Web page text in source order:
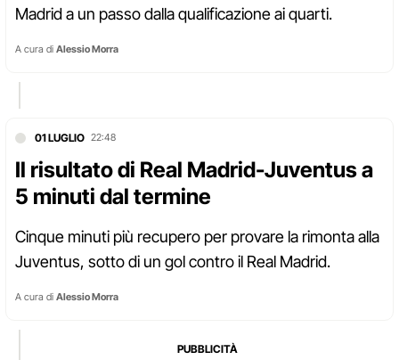
Madrid a un passo dalla qualificazione ai quarti.
A cura di Alessio Morra
01 LUGLIO 22:48
Il risultato di Real Madrid-Juventus a
5 minuti dal termine
Cinque minuti più recupero per provare la rimonta alla
Juventus, sotto di un gol contro il Real Madrid.
A cura di Alessio Morra